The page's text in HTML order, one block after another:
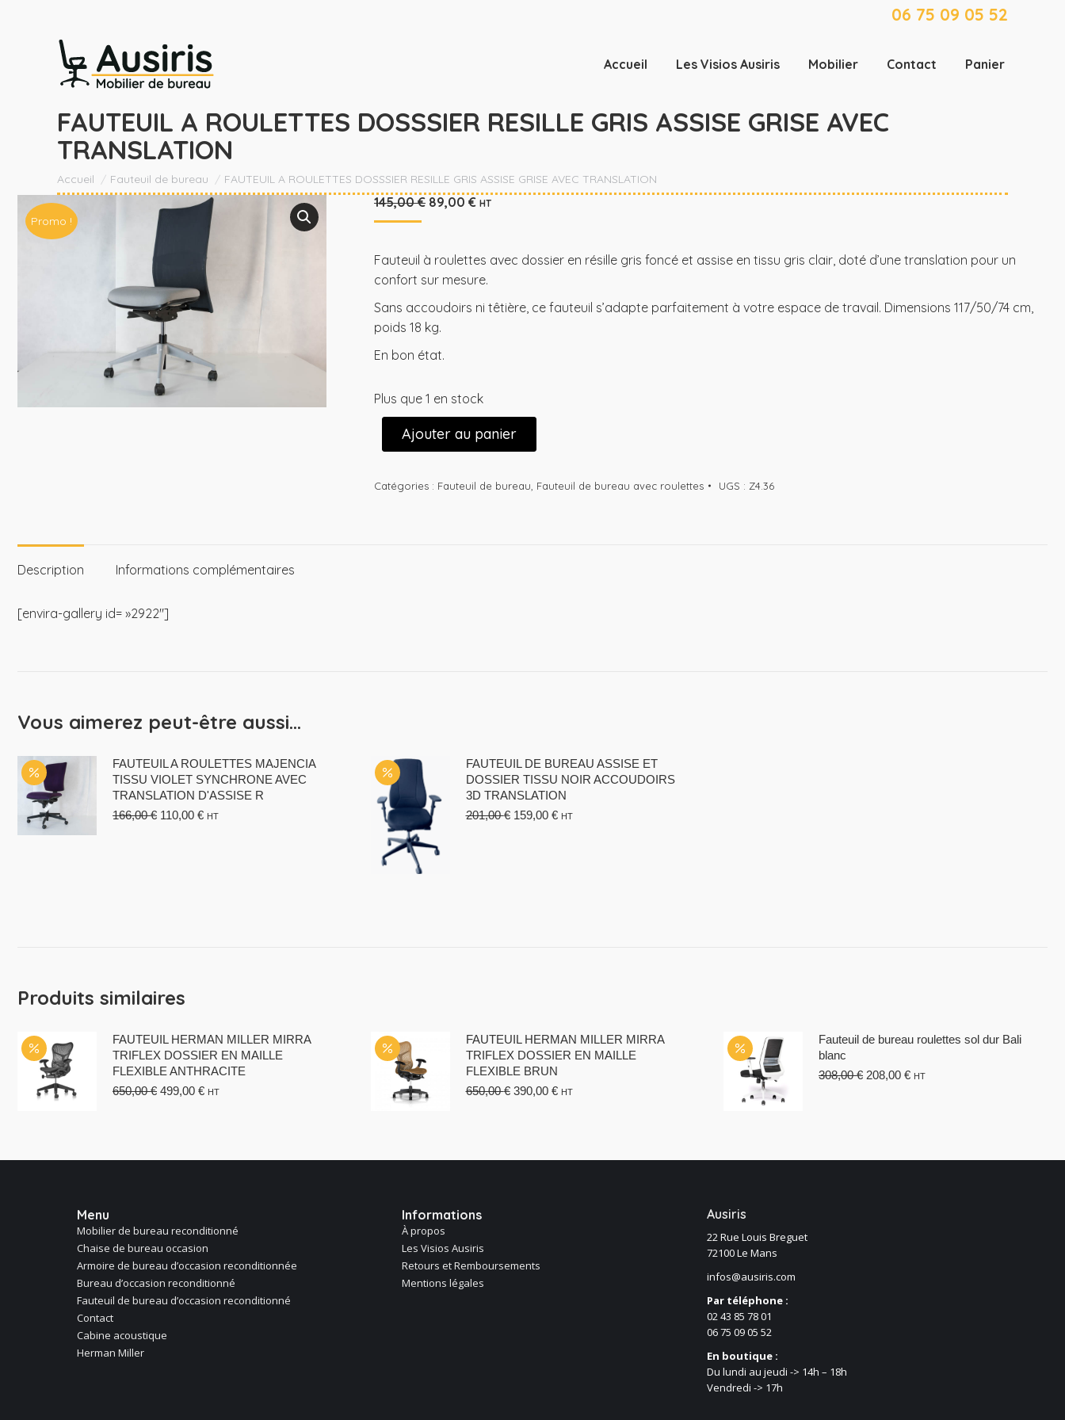
06 75 09 05 52
Accueil Les Visios Ausiris Mobilier Contact Panier
FAUTEUIL A ROULETTES DOSSSIER RESILLE GRIS ASSISE GRISE AVEC
TRANSLATION
Vous êtes ici :
Accueil Fauteuil de bureau FAUTEUIL A ROULETTES DOSSSIER RESILLE GRIS ASSISE GRISE AVEC TRANSLATION
Promo !
145,00€ Le
145,00 €.
89,00 €Le
89,00 €.
HT
Fauteuil à roulettes avec dossier en résille gris foncé et assise en tissu gris clair, doté d’une translation pour un
confort sur mesure.
Sans accoudoirs ni têtière, ce fauteuil s’adapte parfaitement à votre espace de travail. Dimensions 117/50/74 cm,
poids 18 kg.
En bon état.
Plus que 1 en stock
Ajouter au panier
Catégories : Fauteuil de bureau Fauteuil de bureau avec roulettes UGS : Z4.36
Description Informations complémentaires
[envira-gallery id= »2922″]
Vous aimerez peut-être aussi…
FAUTEUIL A ROULETTES MAJENCIA
TISSU VIOLET SYNCHRONE AVEC
TRANSLATION D'ASSISE R
166,00€ Le
110,00 €Le
HT
FAUTEUIL DE BUREAU ASSISE ET
DOSSIER TISSU NOIR ACCOUDOIRS
3D TRANSLATION
201,00€ Le
159,00 €Le
HT
Produits similaires
FAUTEUIL HERMAN MILLER MIRRA
TRIFLEX DOSSIER EN MAILLE
FLEXIBLE ANTHRACITE
650,00€ Le
499,00 €Le
HT
FAUTEUIL HERMAN MILLER MIRRA
TRIFLEX DOSSIER EN MAILLE
FLEXIBLE BRUN
650,00€ Le
390,00 €Le
HT
Fauteuil de bureau roulettes sol dur Bali
blanc
308,00€ Le
208,00 €Le
HT
Menu
Mobilier de bureau reconditionné
Chaise de bureau occasion
Armoire de bureau d’occasion reconditionnée
Bureau d’occasion reconditionné
Fauteuil de bureau d’occasion reconditionné
Contact
Cabine acoustique
Herman Miller
Informations
À propos
Les Visios Ausiris
Retours et Remboursements
Mentions légales
Ausiris
22 Rue Louis Breguet
72100 Le Mans
infos@ausiris.com
Par téléphone :
02 43 85 78 01
06 75 09 05 52
En boutique :
Du lundi au jeudi -> 14h – 18h
Vendredi -> 17h